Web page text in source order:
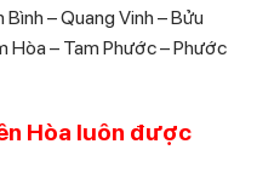
– Quang Vinh – Bửu
Hòa – Tam Phước – Phước
Hòa luôn được